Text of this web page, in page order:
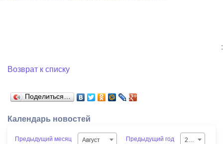
:
Возврат к списку
Поделиться…
Календарь новостей
Предыдущий месяц Август Предыдущий год 2026